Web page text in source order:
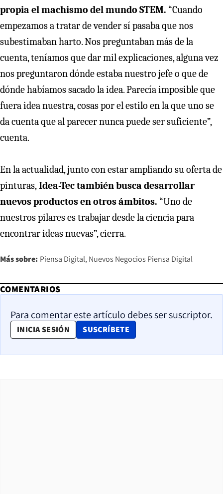
propia el machismo del mundo STEM. “Cuando
empezamos a tratar de vender sí pasaba que nos
subestimaban harto. Nos preguntaban más de la
cuenta, teníamos que dar mil explicaciones, alguna vez
nos preguntaron dónde estaba nuestro jefe o que de
dónde habíamos sacado la idea. Parecía imposible que
fuera idea nuestra, cosas por el estilo en la que uno se
da cuenta que al parecer nunca puede ser suficiente”,
cuenta.
En la actualidad, junto con estar ampliando su oferta de
pinturas, Idea-Tec también busca desarrollar
nuevos productos en otros ámbitos. “Uno de
nuestros pilares es trabajar desde la ciencia para
encontrar ideas nuevas”, cierra.
Más sobre: Piensa Digital Nuevos Negocios Piensa Digital
COMENTARIOS
Para comentar este artículo debes ser suscriptor.
INICIA SESIÓN SUSCRÍBETE
OPENS IN NEW WINDOW